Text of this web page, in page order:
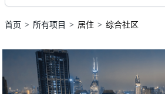
首页 所有项目 居住 综合社区